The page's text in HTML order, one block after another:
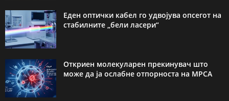
Еден оптички кабел го удвојува опсегот на
стабилните „бели ласери“
Откриен молекуларен прекинувач што
може да ја ослабне отпорноста на МРСА